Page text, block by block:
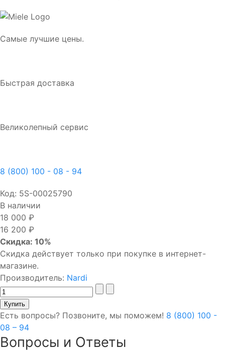
Самые лучшие цены.
Быстрая доставка
Великолепный сервис
8 (800) 100 - 08 - 94
Код: 5S-00025790
В наличии
18 000 ₽
16 200 ₽
Скидка: 10%
Скидка действует только при покупке в интернет-
магазине.
Производитель: Nardi
Есть вопросы? Позвоните, мы поможем! 8 (800) 100 -
08 – 94
Вопросы и Ответы